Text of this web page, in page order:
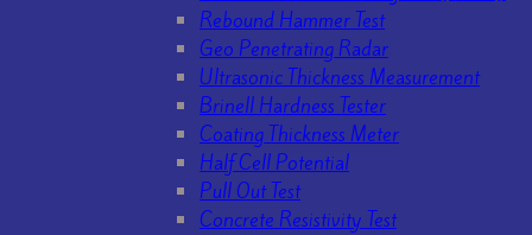
Rebound Hammer Test
Geo Penetrating Radar
Ultrasonic Thickness Measurement
Brinell Hardness Tester
Coating Thickness Meter
Half Cell Potential
Pull Out Test
Concrete Resistivity Test